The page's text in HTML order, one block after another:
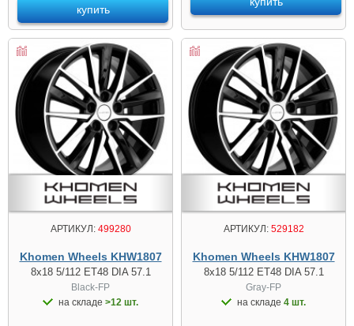
купить
АРТИКУЛ:499280
Khomen Wheels KHW1807
8x18 5/112 ET48 DIA 57.1
Black-FP
на складе >12 шт.
АРТИКУЛ:529182
Khomen Wheels KHW1807
8x18 5/112 ET48 DIA 57.1
Gray-FP
на складе 4 шт.